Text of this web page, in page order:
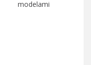
modelami